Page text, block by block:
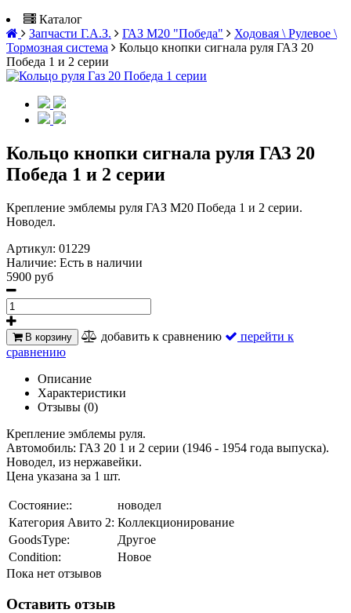
Каталог
Запчасти Г.А.З.
ГАЗ М20 "Победа"
Ходовая \ Рулевое \
Тормозная система
Кольцо кнопки сигнала руля ГАЗ 20
Победа 1 и 2 серии
Кольцо кнопки сигнала руля ГАЗ 20
Победа 1 и 2 серии
Крепление эмблемы руля ГАЗ М20 Победа 1 и 2 серии.
Новодел.
Артикул: 01229
Наличие: Есть в наличии
5900 руб
В корзину добавить к сравнению
перейти к
сравнению
Описание
Характеристики
Отзывы (0)
Крепление эмблемы руля.
Автомобиль: ГАЗ 20 1 и 2 серии (1946 - 1954 года выпуска).
Новодел, из нержавейки.
Цена указана за 1 шт.
Состояние::
новодел
Категория Авито 2: Коллекционирование
GoodsType:
Другое
Condition:
Новое
Пока нет отзывов
Оставить отзыв